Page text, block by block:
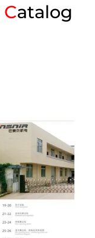
Catalog